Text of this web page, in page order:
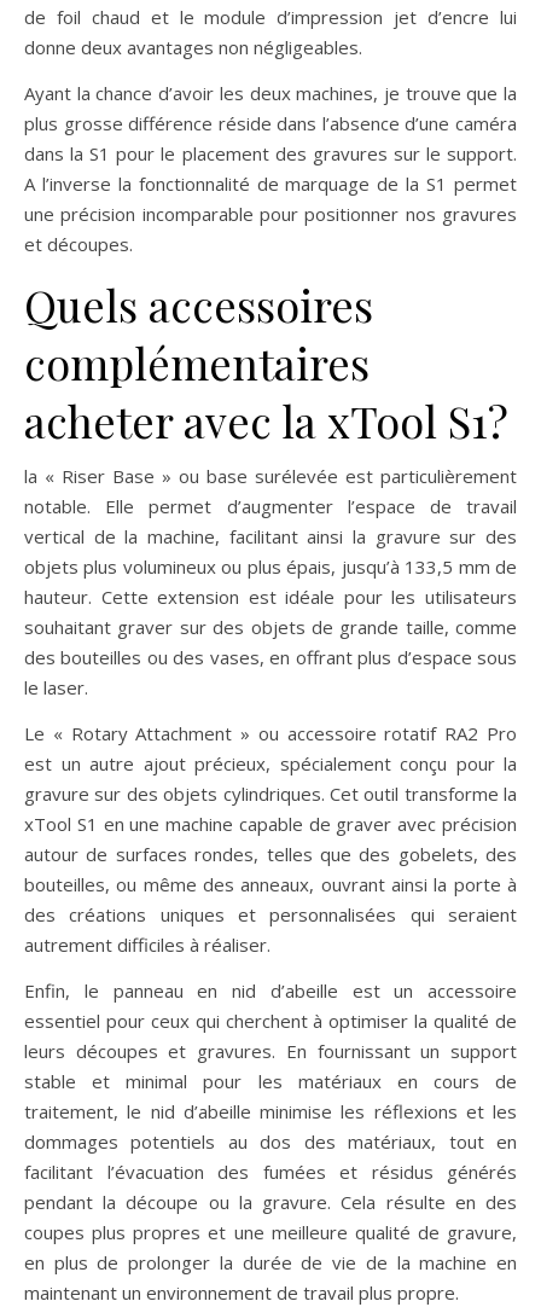
de foil chaud et le module d’impression jet d’encre lui
donne deux avantages non négligeables.
Ayant la chance d’avoir les deux machines, je trouve que la
plus grosse différence réside dans l’absence d’une caméra
dans la S1 pour le placement des gravures sur le support.
A l’inverse la fonctionnalité de marquage de la S1 permet
une précision incomparable pour positionner nos gravures
et découpes.
Quels accessoires
complémentaires
acheter avec la xTool S1?
la « Riser Base » ou base surélevée est particulièrement
notable. Elle permet d’augmenter l’espace de travail
vertical de la machine, facilitant ainsi la gravure sur des
objets plus volumineux ou plus épais, jusqu’à 133,5 mm de
hauteur. Cette extension est idéale pour les utilisateurs
souhaitant graver sur des objets de grande taille, comme
des bouteilles ou des vases, en offrant plus d’espace sous
le laser.
Le « Rotary Attachment » ou accessoire rotatif RA2 Pro
est un autre ajout précieux, spécialement conçu pour la
gravure sur des objets cylindriques. Cet outil transforme la
xTool S1 en une machine capable de graver avec précision
autour de surfaces rondes, telles que des gobelets, des
bouteilles, ou même des anneaux, ouvrant ainsi la porte à
des créations uniques et personnalisées qui seraient
autrement difficiles à réaliser.
Enfin, le panneau en nid d’abeille est un accessoire
essentiel pour ceux qui cherchent à optimiser la qualité de
leurs découpes et gravures. En fournissant un support
stable et minimal pour les matériaux en cours de
traitement, le nid d’abeille minimise les réflexions et les
dommages potentiels au dos des matériaux, tout en
facilitant l’évacuation des fumées et résidus générés
pendant la découpe ou la gravure. Cela résulte en des
coupes plus propres et une meilleure qualité de gravure,
en plus de prolonger la durée de vie de la machine en
maintenant un environnement de travail plus propre.